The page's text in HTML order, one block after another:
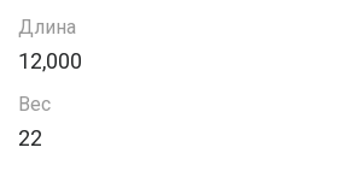
Длина
12,000
Вес
22